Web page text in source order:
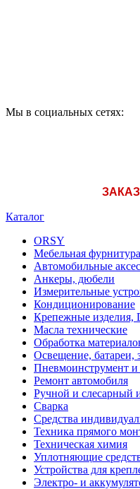
Мы в социальных сетях:
Каталог
ORSY
Мебельная фурнитура
Автомобильные
Анкеры, дюбели
Измерительные
Кондиционирование
Крепежные изделия,
Масла технические
Обработка
Освещение, батареи,
Пневмоинструмент и
Ремонт автомобиля
Ручной и слесарный
Сварка
Средства
Техника прямого
Техническая химия
Уплотняющие
Устройства для
Электро- и